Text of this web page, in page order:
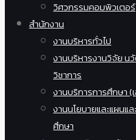
วิศวกรรมคอมพิวเตอร์
สำนักงาน
งานบริหารทั่วไป
งานบริหารงานวิจัย น
วิชาการ
งานบริการการศึกษา (
งานนโยบายและแผนแ
ศึกษา